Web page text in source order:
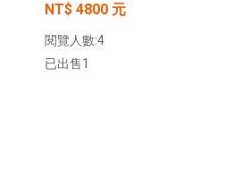
NT$ 4800 元
閱覽人數:4
已出售1